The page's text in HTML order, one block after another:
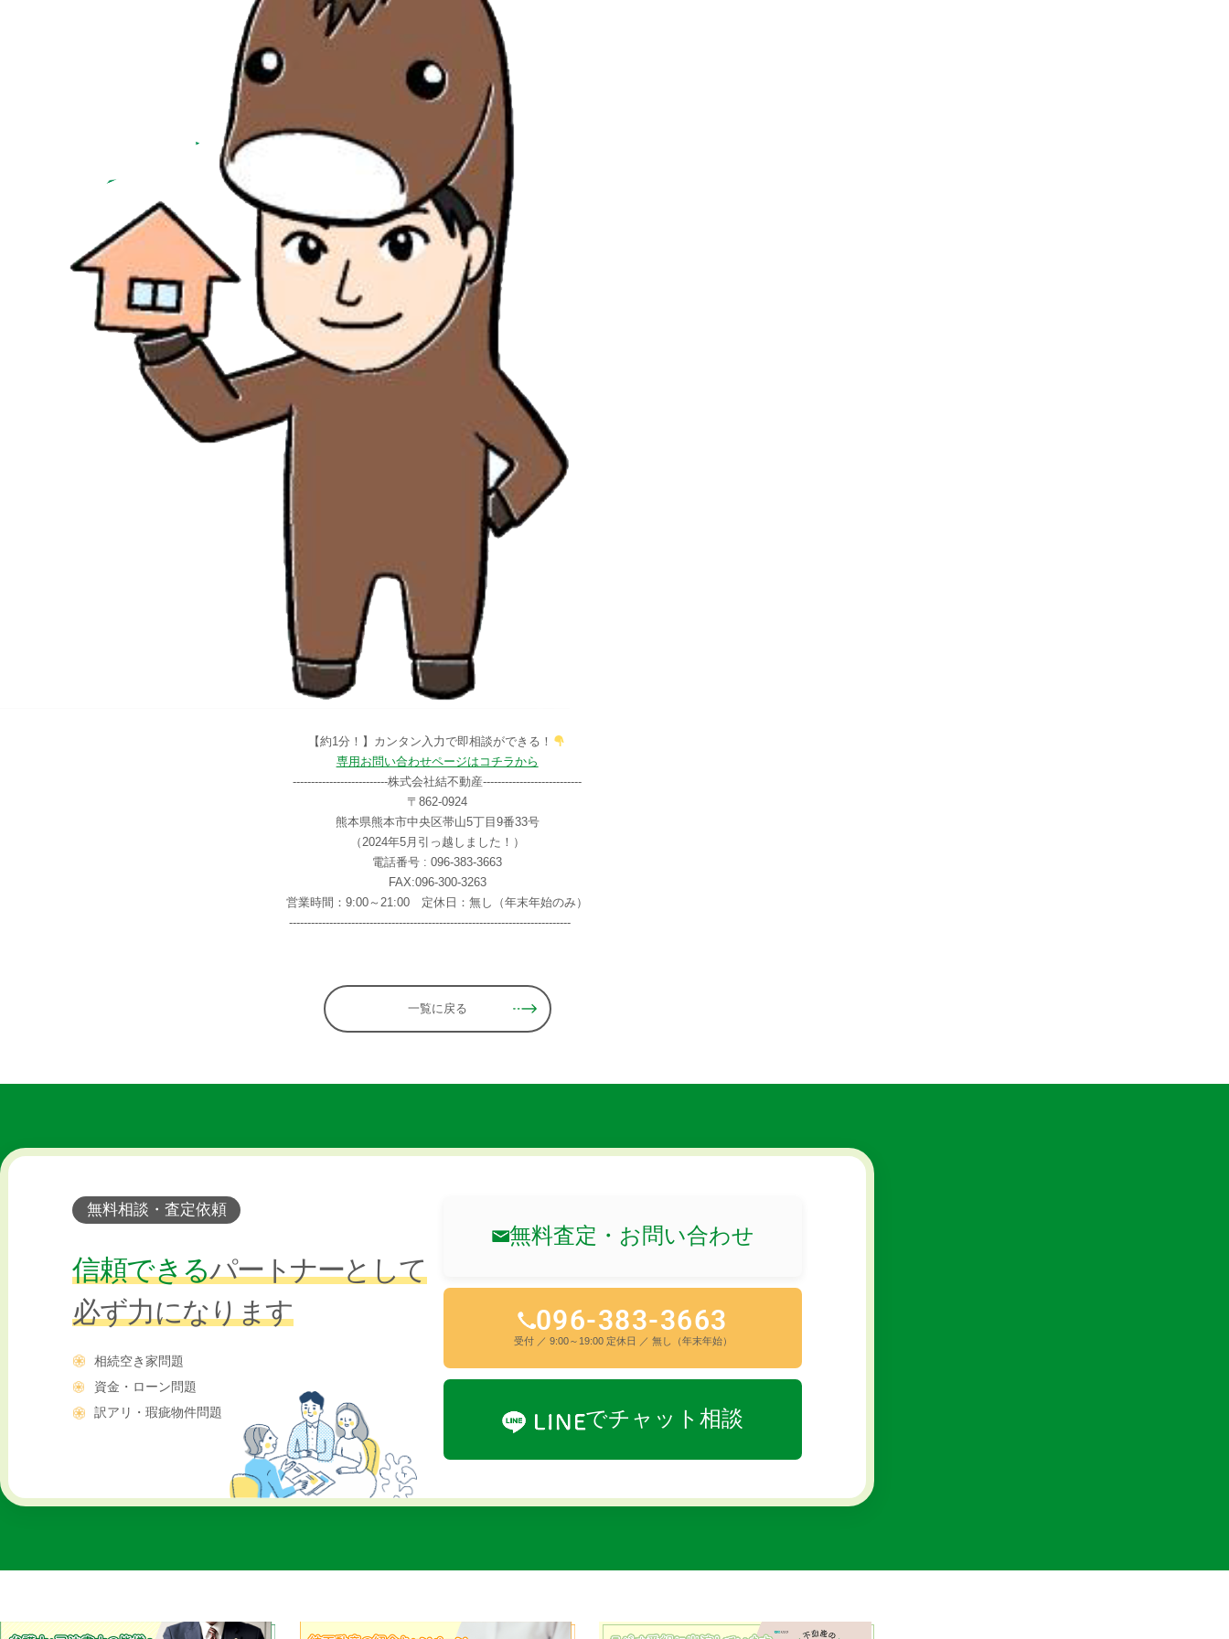
【約1分！】カンタン入力で即相談ができる！
専用お問い合わせページはコチラから
--------------------------株式会社結不動産---------------------------
〒862-0924
熊本県熊本市中央区帯山5丁目9番33号
（2024年5月引っ越しました！）
電話番号 : 096-383-3663
FAX:096-300-3263
営業時間：9:00～21:00 定休日：無し（年末年始のみ）
-----------------------------------------------------------------------------
一覧に戻る
無料相談・査定依頼
信頼できるパートナーとして
必ず力になります
相続空き家問題
資金・ローン問題
訳アリ・瑕疵物件問題
無料査定・お問い合わせ
096-383-3663
受付 ／ 9:00～19:00 定休日 ／ 無し（年末年始）
でチャット相談